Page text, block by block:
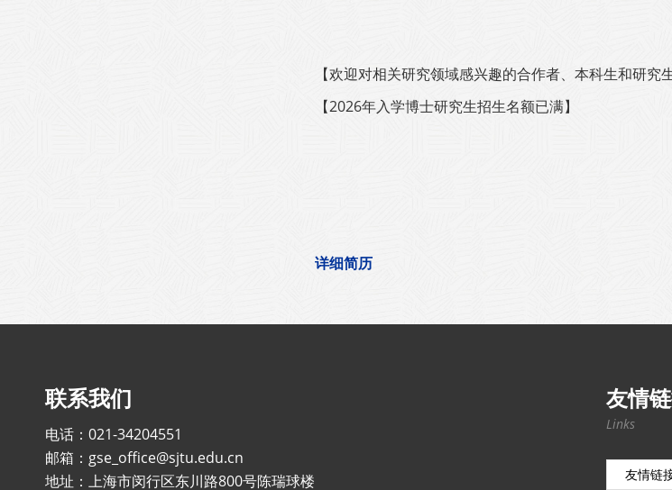
【欢迎对相关研究领域感兴趣的合作者、本科生和研究
【2026年入学博士研究生招生名额已满】
详细简历
联系我们
电话：021-34204551
邮箱：gse_office@sjtu.edu.cn
地址：上海市闵行区东川路800号陈瑞球楼
友情
Links
友情链